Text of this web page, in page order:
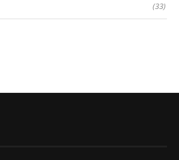
(33)